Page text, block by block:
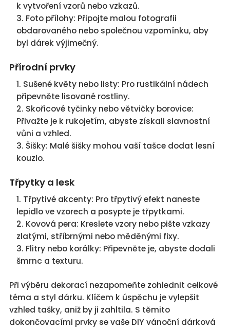
k vytvoření vzorů nebo vzkazů.
Foto přílohy: Připojte malou fotografii
obdarovaného nebo společnou vzpomínku, aby
byl dárek výjimečný.
Přírodní prvky
Sušené květy nebo listy: Pro rustikální nádech
připevněte lisované rostliny.
Skořicové tyčinky nebo větvičky borovice:
Přivažte je k rukojetím, abyste získali slavnostní
vůni a vzhled.
Šišky: Malé šišky mohou vaší tašce dodat lesní
kouzlo.
Třpytky a lesk
Třpytivé akcenty: Pro třpytivý efekt naneste
lepidlo ve vzorech a posypte je třpytkami.
Kovová pera: Kreslete vzory nebo pište vzkazy
zlatými, stříbrnými nebo měděnými fixy.
Flitry nebo korálky: Připevněte je, abyste dodali
šmrnc a texturu.
Při výběru dekorací nezapomeňte zohlednit celkové
téma a styl dárku. Klíčem k úspěchu je vylepšit
vzhled tašky, aniž by ji zahltila. S těmito
dokončovacími prvky se vaše DIY vánoční dárková